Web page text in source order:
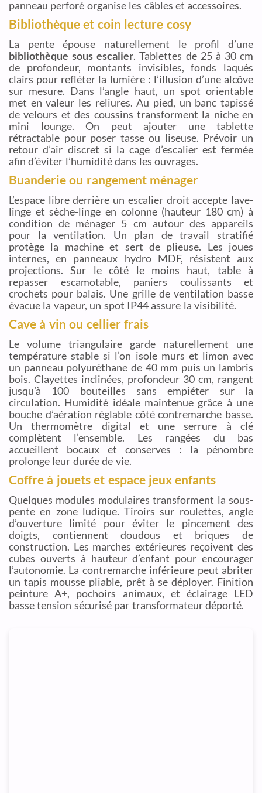
panneau perforé organise les câbles et accessoires.
Bibliothèque et coin lecture cosy
La pente épouse naturellement le profil d’une
bibliothèque sous escalier. Tablettes de 25 à 30 cm
de profondeur, montants invisibles, fonds laqués
clairs pour refléter la lumière : l’illusion d’une alcôve
sur mesure. Dans l’angle haut, un spot orientable
met en valeur les reliures. Au pied, un banc tapissé
de velours et des coussins transforment la niche en
mini lounge. On peut ajouter une tablette
rétractable pour poser tasse ou liseuse. Prévoir un
retour d’air discret si la cage d’escalier est fermée
afin d’éviter l’humidité dans les ouvrages.
Buanderie ou rangement ménager
L’espace libre derrière un escalier droit accepte lave-
linge et sèche-linge en colonne (hauteur 180 cm) à
condition de ménager 5 cm autour des appareils
pour la ventilation. Un plan de travail stratifié
protège la machine et sert de plieuse. Les joues
internes, en panneaux hydro MDF, résistent aux
projections. Sur le côté le moins haut, table à
repasser escamotable, paniers coulissants et
crochets pour balais. Une grille de ventilation basse
évacue la vapeur, un spot IP44 assure la visibilité.
Cave à vin ou cellier frais
Le volume triangulaire garde naturellement une
température stable si l’on isole murs et limon avec
un panneau polyuréthane de 40 mm puis un lambris
bois. Clayettes inclinées, profondeur 30 cm, rangent
jusqu’à 100 bouteilles sans empiéter sur la
circulation. Humidité idéale maintenue grâce à une
bouche d’aération réglable côté contremarche basse.
Un thermomètre digital et une serrure à clé
complètent l’ensemble. Les rangées du bas
accueillent bocaux et conserves : la pénombre
prolonge leur durée de vie.
Coffre à jouets et espace jeux enfants
Quelques modules modulaires transforment la sous-
pente en zone ludique. Tiroirs sur roulettes, angle
d’ouverture limité pour éviter le pincement des
doigts, contiennent doudous et briques de
construction. Les marches extérieures reçoivent des
cubes ouverts à hauteur d’enfant pour encourager
l’autonomie. La contremarche inférieure peut abriter
un tapis mousse pliable, prêt à se déployer. Finition
peinture A+, pochoirs animaux, et éclairage LED
basse tension sécurisé par transformateur déporté.